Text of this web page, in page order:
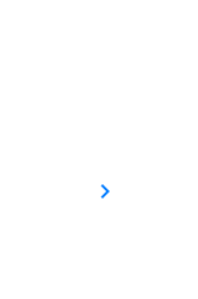
navigate_next